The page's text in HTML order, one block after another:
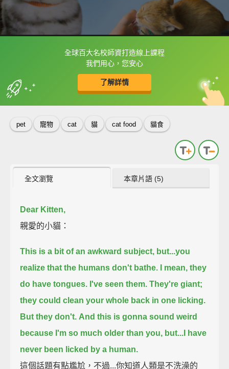
全球百大名校師資打造線上課程
我們用心，您安心
了解詳情
框選或點兩下字幕可以直接查字典喔！
收錄佳句 中
英
pet 寵物 cat 貓 cat food 貓食
全文瀏覽 本章片語 (5)
Dear Kitten,
親愛的小貓：
This is a bit of an awkward subject, but...you
realize that the humans don't bathe.
I mean, they
do have tongues. I've seen them. They're giant;
they could clean your whole back in one licking.
But they don't. And this is gonna sound weird
because I'm so much older than you, but...I have
never been licked by a human.
這個話題有點尷尬，不過...你知道人類是不洗澡的